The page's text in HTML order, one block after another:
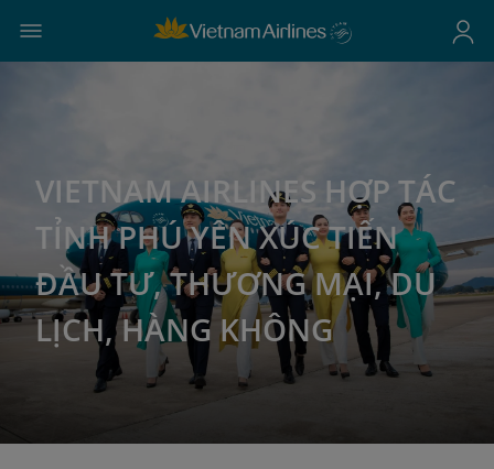
VIETNAM AIRLINES HỢP TÁC
TỈNH PHÚ YÊN XÚC TIẾN
ĐẦU TƯ, THƯƠNG MẠI, DU
LỊCH, HÀNG KHÔNG